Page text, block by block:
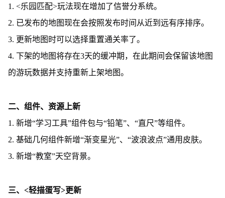
1. <乐园匹配>玩法现在增加了信誉分系统。
2. 已发布的地图现在会按照发布时间从近到远有序排序。
3. 更新地图时可以选择重置通关率了。
4. 下架的地图将存在3天的缓冲期，在此期间会保留该地图
的游玩数据并支持重新上架地图。
二、组件、资源上新
1. 新增“学习工具”组件包与“铅笔”、“直尺”等组件。
2. 基础几何组件新增“渐变星光”、“波浪波点”通用皮肤。
3. 新增“教室”天空背景。
三、<轻描蛋写>更新